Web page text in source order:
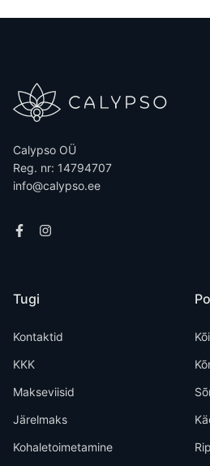
Calypso OÜ
Reg. nr: 14794707
info@calypso.ee
Tugi
Kontaktid
KKK
Makseviisid
Järelmaks
Kohaletoimetamine